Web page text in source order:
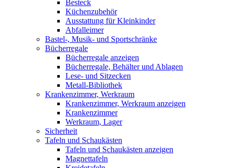
Besteck
Küchenzubehör
Ausstattung für Kleinkinder
Abfalleimer
Bastel-, Musik- und Sportschränke
Bücherregale
Bücherregale anzeigen
Bücherregale, Behälter und Ablagen
Lese- und Sitzecken
Metall-Bibliothek
Krankenzimmer, Werkraum
Krankenzimmer, Werkraum anzeigen
Krankenzimmer
Werkraum, Lager
Sicherheit
Tafeln und Schaukästen
Tafeln und Schaukästen anzeigen
Magnettafeln